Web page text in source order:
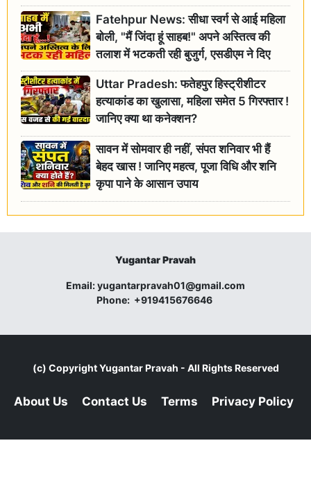
Fatehpur News: सीधा स्वर्ग से आई महिला
बोली, "मैं जिंदा हूं साहब!" अपने अस्तित्व की
तलाश में भटकती रही बुजुर्ग, एसडीएम ने दिए
जांच के आदेश
Uttar Pradesh: फतेहपुर हिस्ट्रीशीटर
हत्याकांड का खुलासा, महिला समेत 5 गिरफ्तार !
जानिए क्या था कनेक्शन?
सावन में सोमवार ही नहीं, संपत शनिवार भी हैं
बेहद खास ! जानिए महत्व, पूजा विधि और शनि
कृपा पाने के आसान उपाय
Yugantar Pravah
Email:yugantarpravah01@gmail.com
Phone: +919415676646
(c) CopyrightYugantar Pravah - All Rights Reserved
About Us Contact Us Terms Privacy Policy